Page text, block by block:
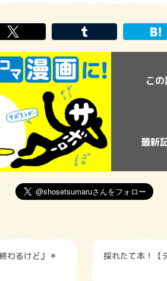
こ
最新
わるけど』＊
採れたて本！【